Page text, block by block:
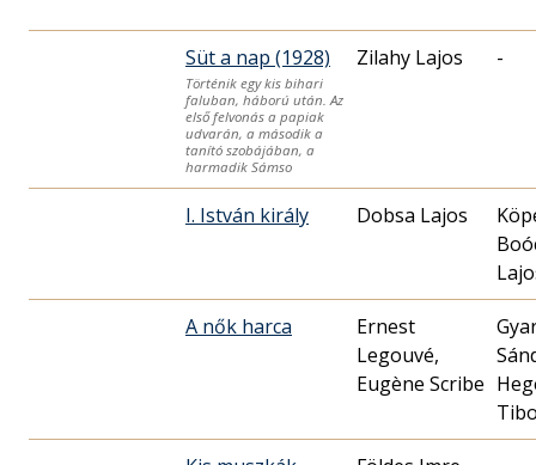
Süt a nap (1928)
Történik egy kis bihari
faluban, háború után. Az
első felvonás a papiak
udvarán, a második a
tanító szobájában, a
harmadik Sámso
Zilahy Lajos -
I. István király Dobsa Lajos
A nők harca
Ernest
Legouvé,
Eugène Scribe